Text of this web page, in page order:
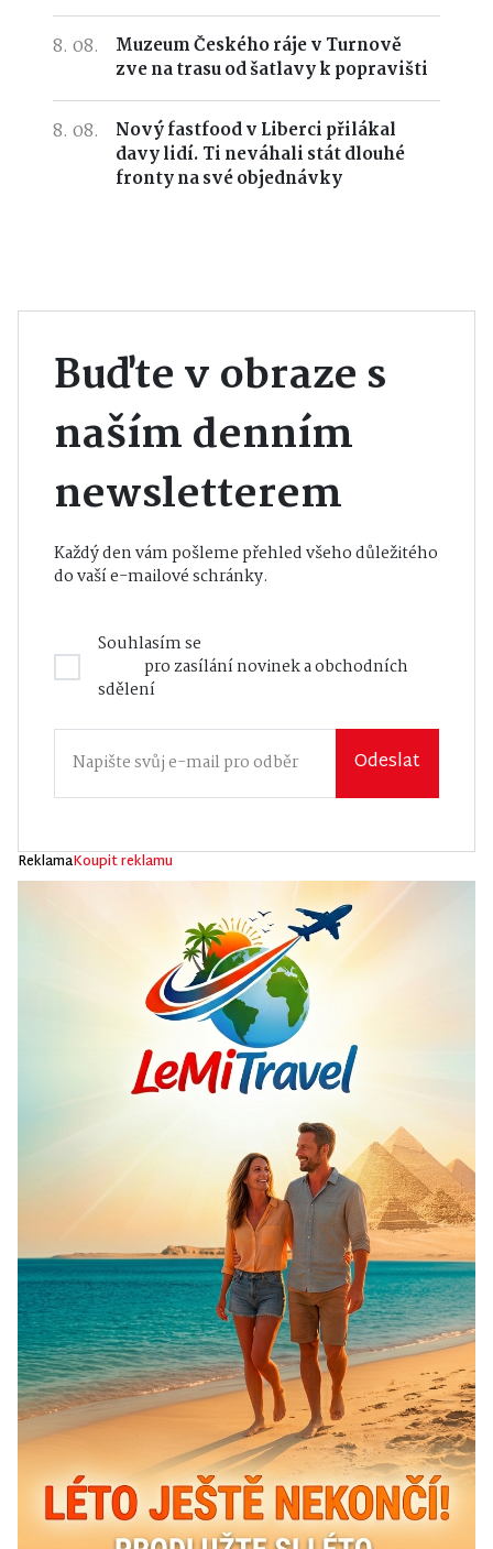
8. 08.
Muzeum Českého ráje v Turnově
zve na trasu od šatlavy k popravišti
8. 08.
Nový fastfood v Liberci přilákal
davy lidí. Ti neváhali stát dlouhé
fronty na své objednávky
Buďte v obraze s
naším denním
newsletterem
Každý den vám pošleme přehled všeho důležitého
do vaší e-mailové schránky.
Souhlasím se
pro zasílání novinek a obchodních
sdělení
Odeslat
ReklamaKoupit reklamu